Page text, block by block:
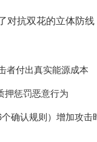
对抗双花的立体防线
者付出真实能源成本
押惩罚恶意行为
确认规则）增加攻击